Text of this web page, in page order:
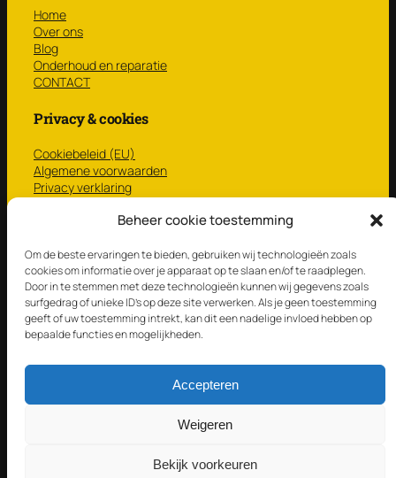
Beheer cookie toestemming
Om de beste ervaringen te bieden, gebruiken wij technologieën zoals
cookies om informatie over je apparaat op te slaan en/of te raadplegen.
Door in te stemmen met deze technologieën kunnen wij gegevens zoals
surfgedrag of unieke ID's op deze site verwerken. Als je geen toestemming
geeft of uw toestemming intrekt, kan dit een nadelige invloed hebben op
bepaalde functies en mogelijkheden.
Accepteren
Weigeren
Bekijk voorkeuren
Home
Over ons
Blog
Onderhoud en reparatie
CONTACT
Privacy & cookies
Cookiebeleid (EU)
Algemene voorwaarden
Privacy verklaring
NIEUW
Gebruikt
Vellen
STICKS ‘N BRUSHES
Mallets ’n Multirods
Alles voor de drummer; drumspullen, drumservice en